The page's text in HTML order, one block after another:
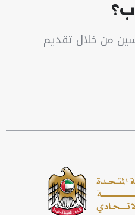
من خلال تقديم